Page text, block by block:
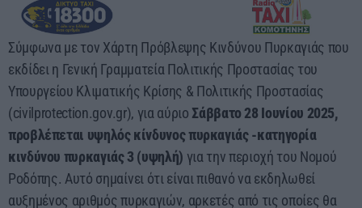
Σύμφωνα με τον Χάρτη Πρόβλεψης Κινδύνου Πυρκαγιάς που
εκδίδει η Γενική Γραμματεία Πολιτικής Προστασίας του
Υπουργείου Κλιματικής Κρίσης & Πολιτικής Προστασίας
(civilprotection.gov.gr), για αύριο Σάββατο 28 Ιουνίου 2025,
προβλέπεται υψηλός κίνδυνος πυρκαγιάς -κατηγορία
κινδύνου πυρκαγιάς 3 (υψηλή) για την περιοχή του Νομού
Ροδόπης. Αυτό σημαίνει ότι είναι πιθανό να εκδηλωθεί
αυξημένος αριθμός πυρκαγιών, αρκετές από τις οποίες θα